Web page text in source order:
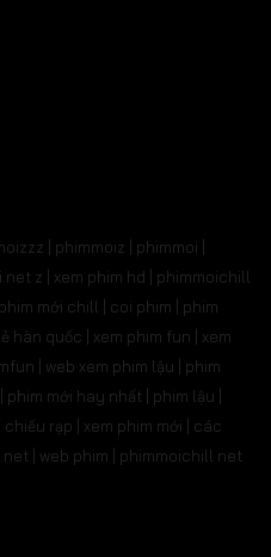
| phimmoiz | phimmoi |
z | xem phim hd | phimmoichill
mới chill | coi phim | phim
hàn quốc | xem phim fun | xem
| web xem phim lậu | phim
mới hay nhất | phim lậu |
rạp | xem phim mới | các
| web phim | phimmoichill net